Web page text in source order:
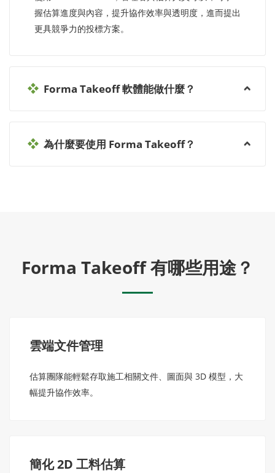
握估算進度與內容，提升協作效率與透明度，進而提出
更具競爭力的投標方案。
Forma Takeoff 軟體能做什麼？
為什麼要使用 Forma Takeoff？
Forma Takeoff 有哪些用途？
雲端文件管理
估算團隊能輕鬆存取施工相關文件、圖面與 3D 模型，大
幅提升協作效率。
簡化 2D 工料估算